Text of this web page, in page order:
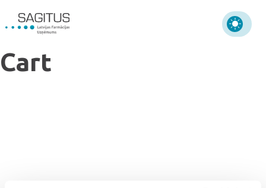
Cart